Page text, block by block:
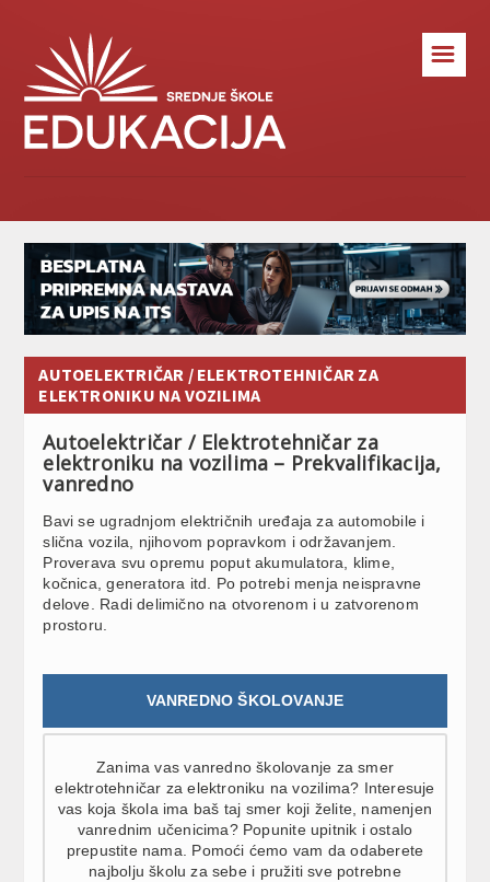
☰
AUTOELEKTRIČAR / ELEKTROTEHNIČAR ZA
ELEKTRONIKU NA VOZILIMA
Autoelektričar / Elektrotehničar za
elektroniku na vozilima – Prekvalifikacija,
vanredno
Bavi se ugradnjom električnih uređaja za automobile i
slična vozila, njihovom popravkom i održavanjem.
Proverava svu opremu poput akumulatora, klime,
kočnica, generatora itd. Po potrebi menja neispravne
delove. Radi delimično na otvorenom i u zatvorenom
prostoru.
VANREDNO ŠKOLOVANJE
Zanima vas vanredno školovanje za smer
elektrotehničar za elektroniku na vozilima? Interesuje
vas koja škola ima baš taj smer koji želite, namenjen
vanrednim učenicima? Popunite upitnik i ostalo
prepustite nama. Pomoći ćemo vam da odaberete
najbolju školu za sebe i pružiti sve potrebne